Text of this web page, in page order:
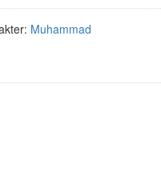
Muhammad